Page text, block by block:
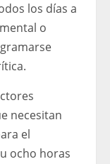
los días a
o
necesitan
el
ocho horas